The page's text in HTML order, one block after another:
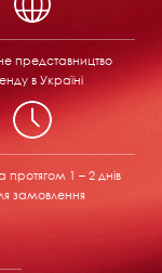
представництво
в Україні
протягом 1 – 2 днів
замовлення